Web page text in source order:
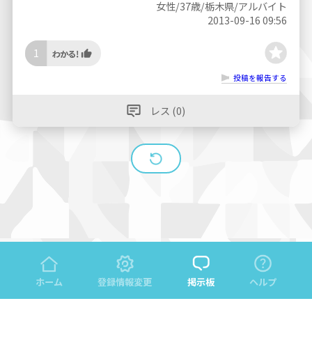
女性/37歳/栃木県/アルバイト
2013-09-16 09:56
1
投稿を報告する
レス (0)
ホーム 登録情報変更 掲示板 ヘルプ